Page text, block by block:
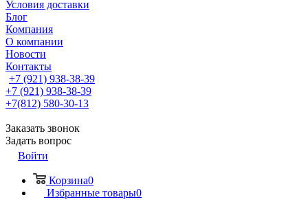
Условия доставки
Блог
Компания
О компании
Новости
Контакты
+7 (921) 938-38-39
+7 (921) 938-38-39
+7(812) 580-30-13
Заказать звонок
Задать вопрос
Войти
Корзина0
Избранные товары0